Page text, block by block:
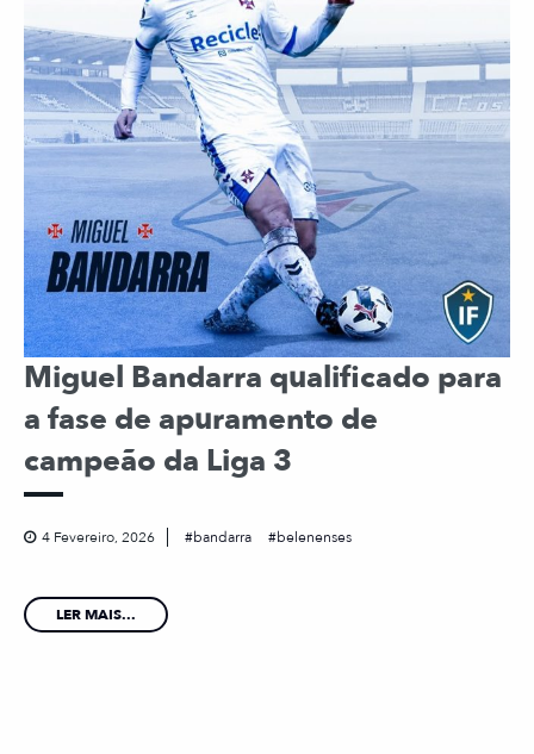
Miguel Bandarra qualificado para
a fase de apuramento de
campeão da Liga 3
4 Fevereiro, 2026 bandarra belenenses
LER MAIS...